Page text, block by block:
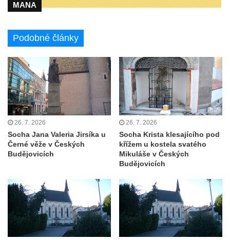
Chrám Povýšení svatého Kříže na
Výklenková kaple u vodojemu v severní
Kaple u kostela svatého Jakuba Většího
(Staršího) u Lahovic
Kostel svatého Jakuba Většího (Staršího) u
Lahovic
Kaple Panny Marie Bolestné v Benešově
nad Ploučnicí
nad Ploučnicí
Hrobová kaple Mattauschů na hřbitově v
Benešově nad Ploučnicí
Kostel svaté Anny v Tisé
MANA
Podobné články
26. 7. 2026
Socha Jana Valeria Jirsíka u
Černé věže v Českých
Budějovicích
26. 7. 2026
Socha Krista klesajícího pod
křížem u kostela svatého
Mikuláše v Českých
Budějovicích